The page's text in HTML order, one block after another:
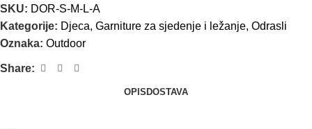
SKU: DOR-S-M-L-A
Kategorije: Djeca, Garniture za sjedenje i ležanje, Odrasli
Oznaka: Outdoor
Share:
OPIS DOSTAVA